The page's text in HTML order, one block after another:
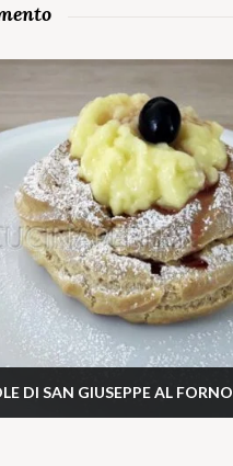
DI SAN GIUSEPPE AL FORNO